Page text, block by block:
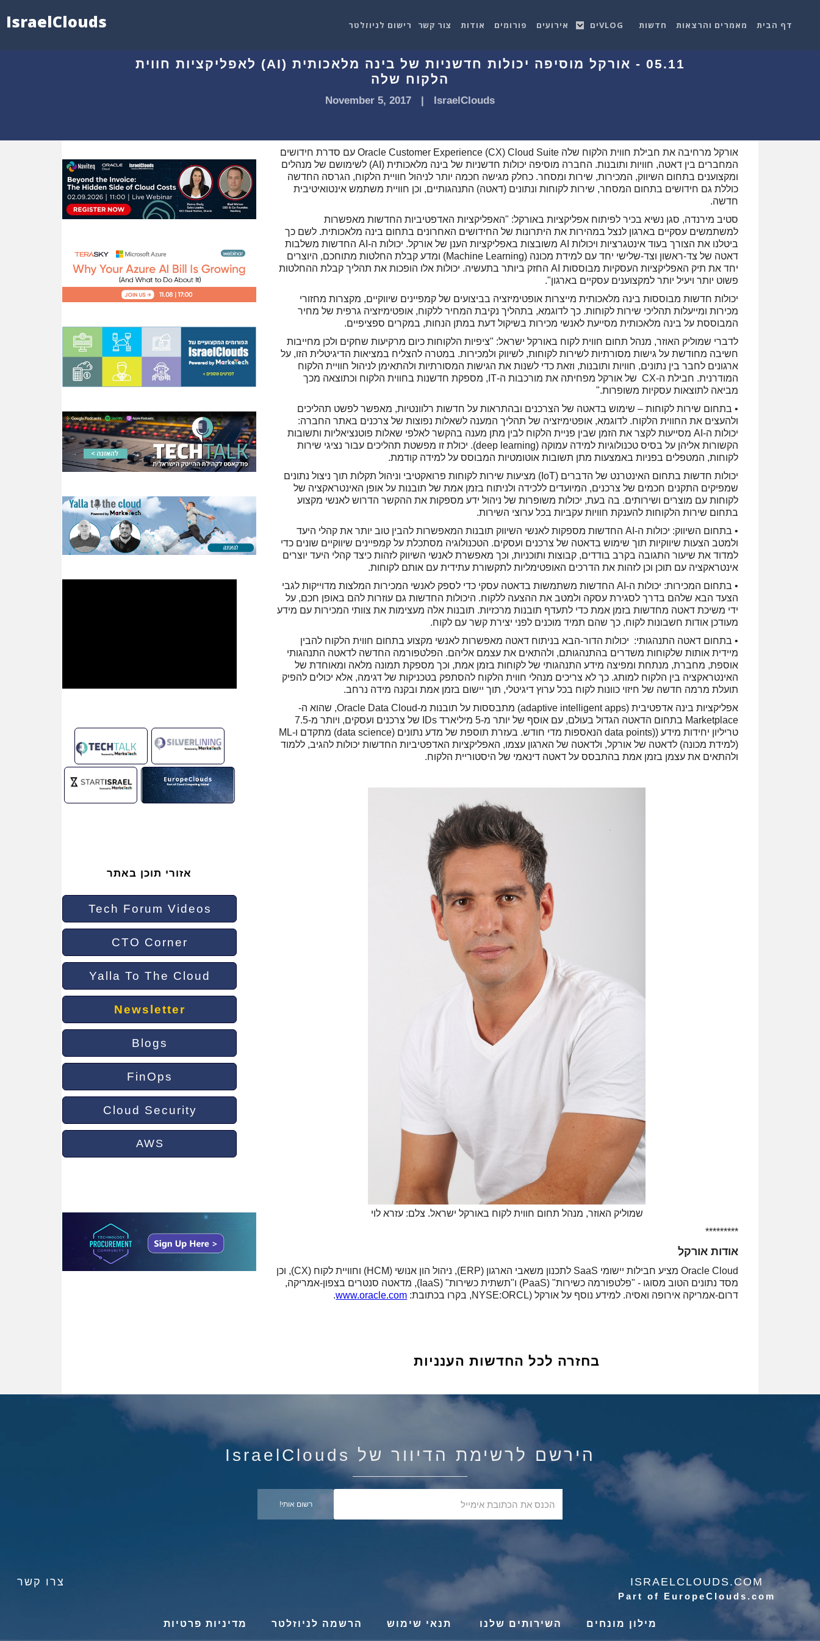
IsraelClouds דף הבית מאמרים והרצאות חדשות VLOGים אירועים פורומים אודות צור קשר רישום לניוזלטר
05.11 - אורקל מוסיפה יכולות חדשניות של בינה מלאכותית (AI) לאפליקציות חווית
הלקוח שלה
IsraelClouds
|
November 5, 2017
אזורי תוכן באתר
Tech Forum Videos
CTO Corner
Yalla To The Cloud
Newsletter
Blogs
FinOps
Cloud Security
AWS
אורקל מרחיבה את חבילת חווית הלקוח שלה Oracle Customer Experience (CX) Cloud Suite עם סדרת חידושים
המחברים בין דאטה, חוויות ותובנות. החברה מוסיפה יכולות חדשניות של בינה מלאכותית (AI) לשימושם של מנהלים
ומקצוענים בתחום השיווק, המכירות, שירות ומסחר. כחלק מגישה חכמה יותר לניהול חוויית הלקוח, הגרסה החדשה
כוללת גם חידושים בתחום המסחר, שירות לקוחות ונתונים (דאטה) התנהגותיים, וכן חוויית משתמש אינטואיטיבית
חדשה.
סטיב מירנדה, סגן נשיא בכיר לפיתוח אפליקציות באורקל: "האפליקציות האדפטיביות החדשות מאפשרות
למשתמשים עסקיים בארגון לנצל במהירות את היתרונות של החידושים האחרונים בתחום בינה מלאכותית. לשם כך
ביטלנו את הצורך בעוד אינטגרציות ויכולות AI משובצות באפליקציות הענן של אורקל. יכולות ה-AI החדשות משלבות
דאטה של צד-ראשון וצד-שלישי יחד עם למידת מכונה (Machine Learning) ומדע קבלת החלטות מתוחכם, היוצרים
יחד את תיק האפליקציות העסקיות מבוססות AI החזק ביותר בתעשיה. יכולות אלו הופכות את תהליך קבלת ההחלטות
פשוט יותר ויעיל יותר למקצוענים עסקיים בארגון".
יכולות חדשות מבוססות בינה מלאכותית מייצרות אופטימיזציה בביצועים של קמפיינים שיווקיים, מקצרות מחזורי
מכירות ומייעלות תהליכי שירות לקוחות. כך לדוגמא, בתהליך נקיבת המחיר ללקוח, אופטימיזציה גרפית של מחיר
המבוססת על בינה מלאכותית מסייעת לאנשי מכירות בשיקול דעת במתן הנחות, במקרים ספציפיים.
לדברי שמוליק האוזר, מנהל תחום חווית לקוח באורקל ישראל: "ציפיות הלקוחות כיום מרקיעות שחקים ולכן מחייבות
חשיבה מחודשת על גישות מסורתיות לשירות לקוחות, לשיווק ולמכירות. במטרה להצליח במציאות הדיגיטלית הזו, על
ארגונים לחבר בין נתונים, חוויות ותובנות, וזאת כדי לשנות את הגישות המסורתיות ולהתאימן לניהול חוויית הלקוח
המודרנית. חבילת ה-CX של אורקל מפחיתה את מורכבות ה-IT, מספקת חדשנות בחווית הלקוח וכתוצאה מכך
מביאה לתוצאות עסקיות משופרות."
• בתחום שירות לקוחות – שימוש בדאטה של הצרכנים ובהתראות על חדשות רלוונטיות, מאפשר לפשט תהליכים
ולהעצים את החווית הלקוח. לדוגמא, אופטימיזציה של תהליך המענה לשאלות נפוצות של צרכנים באתר החברה:
יכולות ה-AI מסייעות לקצר את הזמן שבין פניית הלקוח לבין מתן מענה בהקשר לאלפי שאלות פוטנציאליות ותשובות
הקשורות אליהן על בסיס טכנולוגיות למידה עמוקה (deep learning). יכולת זו מפשטת תהליכים עבור נציגי שירות
לקוחות, המטפלים בפניות באמצעות מתן תשובות אוטומטיות המבוסס על למידה קודמת.
יכולות חדשות בתחום האינטרנט של הדברים (IoT) מציעות שירות לקוחות פרואקטיבי וניהול תקלות תוך ניצול נתונים
שמפיקים התקנים חכמים של צרכנים, המיועדים ללכידה ולניתוח בזמן אמת של תובנות על אופן האינטראקציה של
לקוחות עם מוצרים ושירותים. בה בעת, יכולות משופרות של ניהול ידע מספקות את ההקשר הדרוש לאנשי מקצוע
בתחום שירות הלקוחות להענקת חוויות עקביות בכל ערוצי השירות.
• בתחום השיווק: יכולות ה-AI החדשות מספקות לאנשי השיווק תובנות המאפשרות להבין טוב יותר את קהלי היעד
ולמטב הצעות שיווקיות תוך שימוש בדאטה של צרכנים ועסקים. הטכנולוגיה מסתכלת על קמפיינים שיווקיים שונים כדי
למדוד את שיעור התגובה בקרב בודדים, קבוצות ותוכניות, וכך מאפשרת לאנשי השיווק לזהות כיצד קהלי היעד יוצרים
אינטראקציה עם תוכן וכן לזהות את הדרכים האופטימליות לתקשורת עתידית עם אותם לקוחות.
• בתחום המכירות: יכולות ה-AI החדשות משתמשות בדאטה עסקי כדי לספק לאנשי המכירות המלצות מדוייקות לגבי
הצעד הבא שלהם בדרך לסגירת עסקה ולמטב את ההצעה ללקוח. היכולות החדשות גם עוזרות להם באופן חכם, על
ידי משיכת דאטה מחדשות בזמן אמת כדי לתעדף תובנות מרכזיות. תובנות אלה מעצימות את צוותי המכירות עם מידע
מעודכן אודות חשבונות לקוח, כך שהם תמיד מוכנים לפני יצירת קשר עם לקוח.
• בתחום דאטה התנהגותי: יכולות הדור-הבא בניתוח דאטה מאפשרות לאנשי מקצוע בתחום חווית הלקוח להבין
מיידית אותות שלקוחות משדרים בהתנהגותם, ולהתאים את עצמם אליהם. הפלטפורמה החדשה לדאטה התנהגותי
אוספת, מחברת, מנתחת ומפיצה מידע התנהגותי של לקוחות בזמן אמת, וכך מספקת תמונה מלאה ומאוחדת של
האינטראקציה בין הלקוח למותג. כך לא צריכים מנהלי חווית הלקוח להסתפק בטכניקות של דגימה, אלא יכולים להפיק
תועלת מרמה חדשה של חיזוי כוונות לקוח בכל ערוץ דיגיטלי, תוך יישום בזמן אמת ובקנה מידה נרחב.
אפליקציות בינה אדפטיבית (adaptive intelligent apps) מתבססות על תובנות מ-Oracle Data Cloud, שהוא ה-
Marketplace בתחום הדאטה הגדול בעולם, עם אוסף של יותר מ-5 מיליארד IDs של צרכנים ועסקים, ויותר מ-7.5
טריליון יחידות מידע ((data points הנאספות מדי חודש. בעזרת תוספת של מדע נתונים (data science) מתקדם ו-ML
(למידת מכונה) לדאטה של אורקל, ולדאטה של הארגון עצמו, האפליקציות האדפטיביות החדשות יכולות להגיב, ללמוד
ולהתאים את עצמן בזמן אמת בהתבסס על דאטה דינאמי של היסטוריית הלקוח.
שמוליק האוזר, מנהל תחום חווית לקוח באורקל ישראל. צלם: עזרא לוי
*********
אודות אורקל
Oracle Cloud מציע חבילות יישומי SaaS לתכנון משאבי הארגון (ERP), ניהול הון אנושי (HCM) וחוויית לקוח (CX), וכן
מסד נתונים הטוב מסוגו - "פלטפורמה כשירות" (PaaS) ו"תשתית כשירות" (IaaS), מדאטה סנטרים בצפון-אמריקה,
דרום-אמריקה אירופה ואסיה. למידע נוסף על אורקל (NYSE:ORCL, בקרו בכתובת:
www.oracle.com
.
בחזרה לכל החדשות הענניות
הירשם לרשימת הדיוור של IsraelClouds
ISRAELCLOUDS.COM
Part of EuropeClouds.com
צרו קשר
מילון מונחים השירותים שלנו תנאי שימוש הרשמה לניוזלטר מדיניות פרטיות